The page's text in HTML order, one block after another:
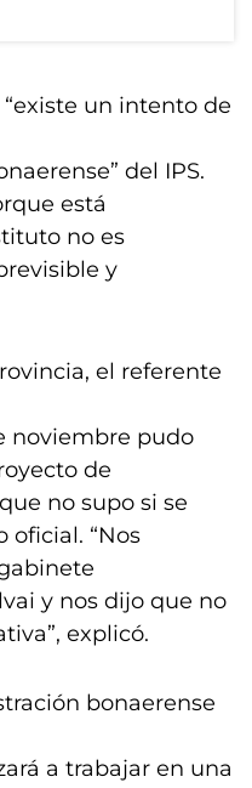
un intento de
del IPS.
está
no es
y
el referente
noviembre pudo
de
no supo si se
“Nos
y nos dijo que no
explicó.
bonaerense
a trabajar en una